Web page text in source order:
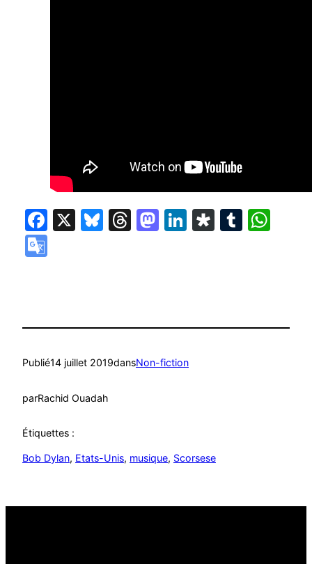
Facebook
X Bluesky
Threads
Mastodon
LinkedIn
Diaspora
Publié14 juillet 2019dansNon-fiction
parRachid Ouadah
Étiquettes :
Bob Dylan, Etats-Unis, musique, Scorsese